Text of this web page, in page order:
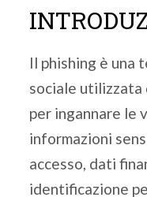
Il phishing è una
sociale utilizzata
per ingannare le
informazioni
accesso, dati
identificazione